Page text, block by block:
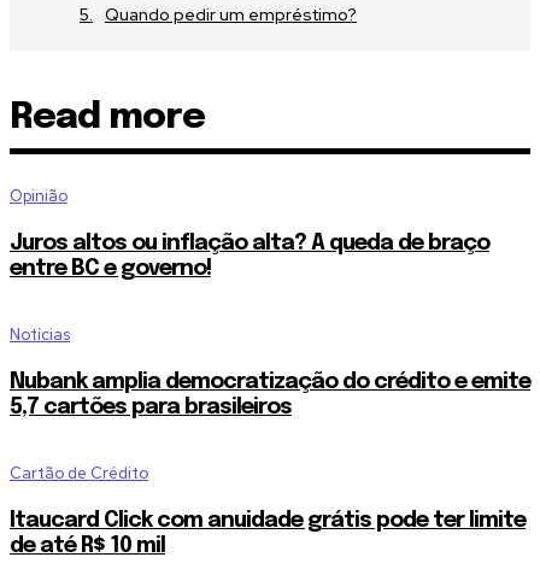
Quando pedir um empréstimo?
Read more
Opinião
Juros altos ou inflação alta? A queda de braço
entre BC e governo!
Notícias
Nubank amplia democratização do crédito e emite
5,7 cartões para brasileiros
Cartão de Crédito
Itaucard Click com anuidade grátis pode ter limite
de até R$ 10 mil